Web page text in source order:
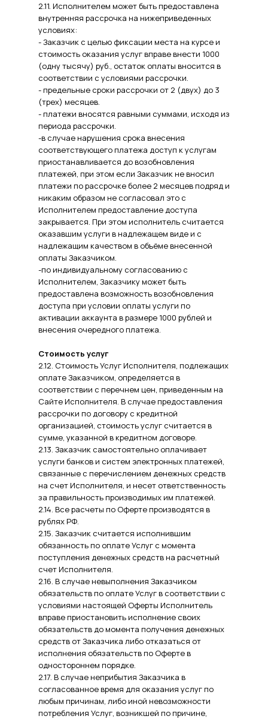
2.11. Исполнителем может быть предоставлена
внутренняя рассрочка на нижеприведенных
условиях:
- Заказчик с целью фиксации места на курсе и
стоимость оказания услуг вправе внести 1000
(одну тысячу) руб., остаток оплаты вносится в
соответствии с условиями рассрочки.
- предельные сроки рассрочки от 2 (двух) до 3
(трех) месяцев.
- платежи вносятся равными суммами, исходя из
периода рассрочки.
-в случае нарушения срока внесения
соответствующего платежа доступ к услугам
приостанавливается до возобновления
платежей, при этом если Заказчик не вносил
платежи по рассрочке более 2 месяцев подряд и
никаким образом не согласовал это с
Исполнителем предоставление доступа
закрывается. При этом исполнитель считается
оказавшим услуги в надлежащем виде и с
надлежащим качеством в объёме внесенной
оплаты Заказчиком.
-по индивидуальному согласованию с
Исполнителем, Заказчику может быть
предоставлена возможность возобновления
доступа при условии оплаты услуги по
активации аккаунта в размере 1000 рублей и
внесения очередного платежа.
Стоимость услуг
2.12. Стоимость Услуг Исполнителя, подлежащих
оплате Заказчиком, определяется в
соответствии с перечнем цен, приведенным на
Сайте Исполнителя. В случае предоставления
рассрочки по договору с кредитной
организацией, стоимость услуг считается в
сумме, указанной в кредитном договоре.
2.13. Заказчик самостоятельно оплачивает
услуги банков и систем электронных платежей,
связанные с перечислением денежных средств
на счет Исполнителя, и несет ответственность
за правильность производимых им платежей.
2.14. Все расчеты по Оферте производятся в
рублях РФ.
2.15. Заказчик считается исполнившим
обязанность по оплате Услуг с момента
поступления денежных средств на расчетный
счет Исполнителя.
2.16. В случае невыполнения Заказчиком
обязательств по оплате Услуг в соответствии с
условиями настоящей Оферты Исполнитель
вправе приостановить исполнение своих
обязательств до момента получения денежных
средств от Заказчика либо отказаться от
исполнения обязательств по Оферте в
одностороннем порядке.
2.17. В случае неприбытия Заказчика в
согласованное время для оказания услуг по
любым причинам, либо иной невозможности
потребления Услуг, возникшей по причине,